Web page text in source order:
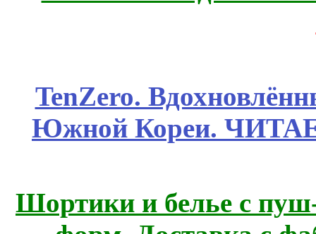
TenZero.
Южной Кореи.
Шортики и белье с